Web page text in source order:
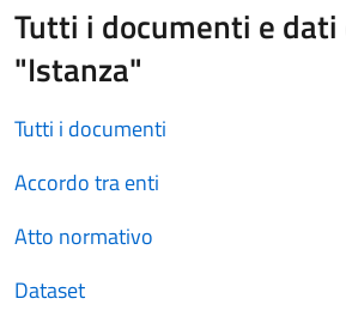
Tutti i documenti e
"Istanza"
Tutti i documenti
Accordo tra enti
Atto normativo
Dataset